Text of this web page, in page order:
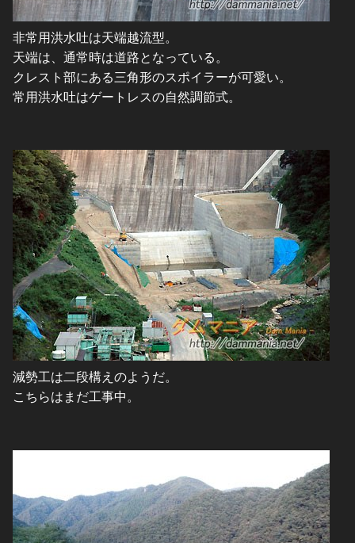
非常用洪水吐は天端越流型。
天端は、通常時は道路となっている。
クレスト部にある三角形のスポイラーが可愛い。
常用洪水吐はゲートレスの自然調節式。
減勢工は二段構えのようだ。
こちらはまだ工事中。